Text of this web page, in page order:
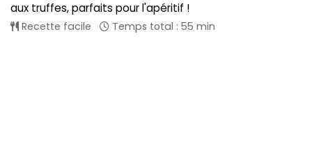
aux truffes, parfaits pour l'apéritif !
Recette facile Temps total : 55 min